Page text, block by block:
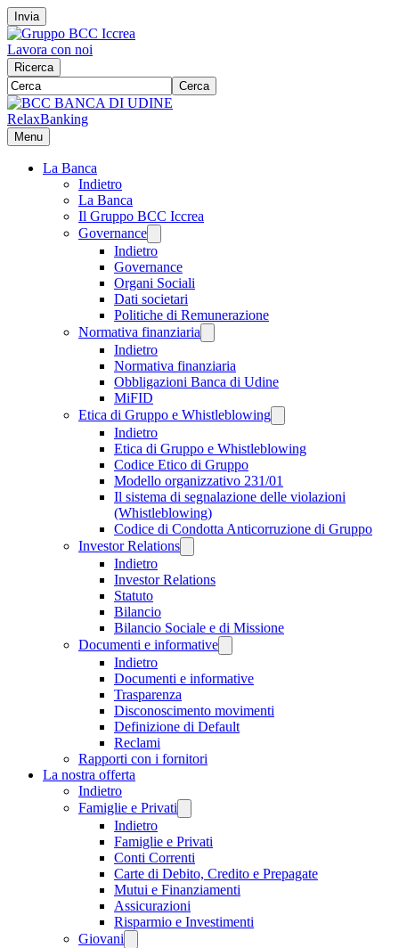
Invia
Lavora con noi
Ricerca
Cerca
RelaxBanking
Menu
La Banca
Indietro
La Banca
Il Gruppo BCC Iccrea
Governance
Indietro
Governance
Organi Sociali
Dati societari
Politiche di Remunerazione
Normativa finanziaria
Indietro
Normativa finanziaria
Obbligazioni Banca di Udine
MiFID
Etica di Gruppo e Whistleblowing
Indietro
Etica di Gruppo e Whistleblowing
Codice Etico di Gruppo
Modello organizzativo 231/01
Il sistema di segnalazione delle violazioni
(Whistleblowing)
Codice di Condotta Anticorruzione di Gruppo
Investor Relations
Indietro
Investor Relations
Statuto
Bilancio
Bilancio Sociale e di Missione
Documenti e informative
Indietro
Documenti e informative
Trasparenza
Disconoscimento movimenti
Definizione di Default
Reclami
Rapporti con i fornitori
La nostra offerta
Indietro
Famiglie e Privati
Indietro
Famiglie e Privati
Conti Correnti
Carte di Debito, Credito e Prepagate
Mutui e Finanziamenti
Assicurazioni
Risparmio e Investimenti
Giovani